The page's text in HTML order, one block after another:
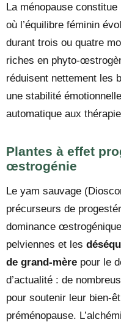
La ménopause
où l’équilibre féminin
durant trois ou quatre
riches en phyto-
réduisent nettement les
une stabilité
automatique aux
Plantes à effet
œstrogénie
Le yam sauvage
précurseurs de
dominance
pelviennes et les
de grand-mère pour le
d’actualité : de
pour soutenir leur bien-
préménopause.